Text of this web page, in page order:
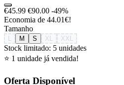
€45.99 €90.00 -49%
Economia de 44.01€!
Tamanho
M S XL XXL
Stock limitado: 5 unidades
⭐ 1 unidade já vendida!
Oferta Disponível